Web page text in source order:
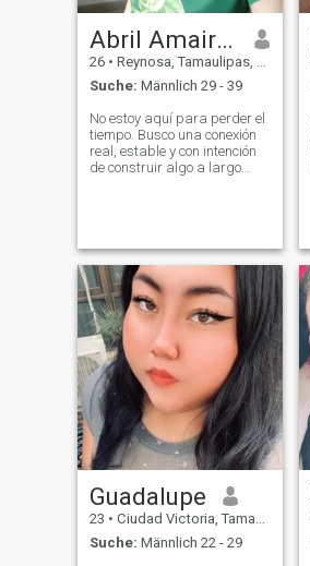
Abril Amairany López Coello
26 • Reynosa, Tamaulipas, Mexiko
Suche: Männlich 29 - 39
No estoy aquí para perder el
tiempo. Busco una conexión
real, estable y con intención
de construir algo a largo
significado. Soy creativa,
curiosa y cuando con
Guadalupe
23 • Ciudad Victoria, Tamaulipas, Mexiko
Suche: Männlich 22 - 29